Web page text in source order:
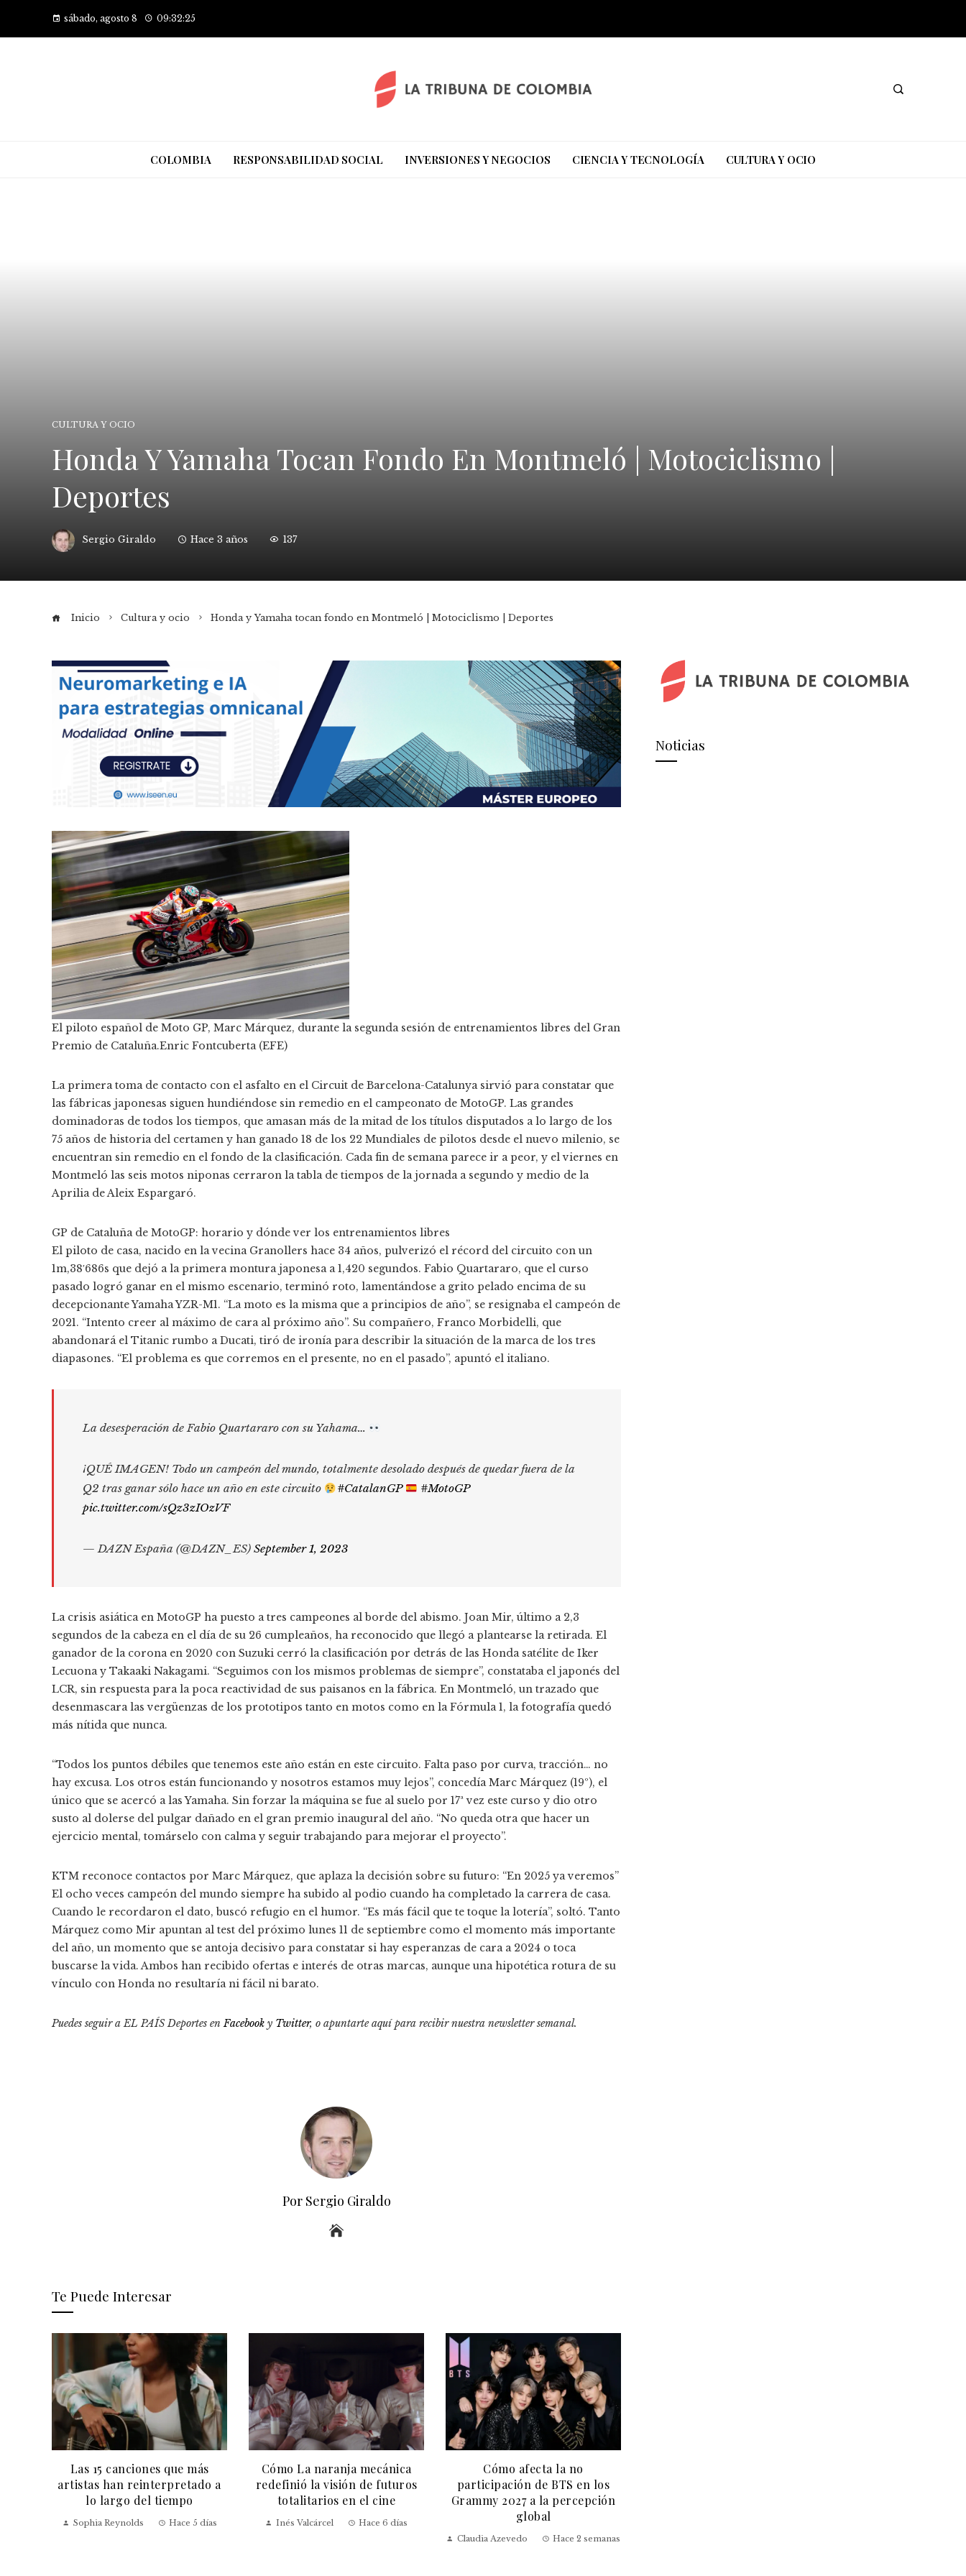
sábado, agosto 8 09:32:25
COLOMBIA RESPONSABILIDAD SOCIAL INVERSIONES Y NEGOCIOS CIENCIA Y TECNOLOGÍA CULTURA Y OCIO
CULTURA Y OCIO
Honda Y Yamaha Tocan Fondo En Montmeló | Motociclismo |
Deportes
Sergio Giraldo Hace 3 años 137
Inicio Cultura y ocio Honda y Yamaha tocan fondo en Montmeló | Motociclismo | Deportes
El piloto español de Moto GP, Marc Márquez, durante la segunda sesión de entrenamientos libres del Gran
Premio de Cataluña.Enric Fontcuberta (EFE)
La primera toma de contacto con el asfalto en el Circuit de Barcelona-Catalunya sirvió para constatar que
las fábricas japonesas siguen hundiéndose sin remedio en el campeonato de MotoGP. Las grandes
dominadoras de todos los tiempos, que amasan más de la mitad de los títulos disputados a lo largo de los
75 años de historia del certamen y han ganado 18 de los 22 Mundiales de pilotos desde el nuevo milenio, se
encuentran sin remedio en el fondo de la clasificación. Cada fin de semana parece ir a peor, y el viernes en
Montmeló las seis motos niponas cerraron la tabla de tiempos de la jornada a segundo y medio de la
Aprilia de Aleix Espargaró.
GP de Cataluña de MotoGP: horario y dónde ver los entrenamientos libres
El piloto de casa, nacido en la vecina Granollers hace 34 años, pulverizó el récord del circuito con un
1m,38′686s que dejó a la primera montura japonesa a 1,420 segundos. Fabio Quartararo, que el curso
pasado logró ganar en el mismo escenario, terminó roto, lamentándose a grito pelado encima de su
decepcionante Yamaha YZR-M1. “La moto es la misma que a principios de año”, se resignaba el campeón de
2021. “Intento creer al máximo de cara al próximo año”. Su compañero, Franco Morbidelli, que
abandonará el Titanic rumbo a Ducati, tiró de ironía para describir la situación de la marca de los tres
diapasones. “El problema es que corremos en el presente, no en el pasado”, apuntó el italiano.
La desesperación de Fabio Quartararo con su Yahama…
¡QUÉ IMAGEN! Todo un campeón del mundo, totalmente desolado después de quedar fuera de la
Q2 tras ganar sólo hace un año en este circuito
#CatalanGP
#MotoGP
pic.twitter.com/sQz3zIOzVF
— DAZN España (@DAZN_ES) September 1, 2023
La crisis asiática en MotoGP ha puesto a tres campeones al borde del abismo. Joan Mir, último a 2,3
segundos de la cabeza en el día de su 26 cumpleaños, ha reconocido que llegó a plantearse la retirada. El
ganador de la corona en 2020 con Suzuki cerró la clasificación por detrás de las Honda satélite de Iker
Lecuona y Takaaki Nakagami. “Seguimos con los mismos problemas de siempre”, constataba el japonés del
LCR, sin respuesta para la poca reactividad de sus paisanos en la fábrica. En Montmeló, un trazado que
desenmascara las vergüenzas de los prototipos tanto en motos como en la Fórmula 1, la fotografía quedó
más nítida que nunca.
“Todos los puntos débiles que tenemos este año están en este circuito. Falta paso por curva, tracción… no
hay excusa. Los otros están funcionando y nosotros estamos muy lejos”, concedía Marc Márquez (19º), el
único que se acercó a las Yamaha. Sin forzar la máquina se fue al suelo por 17ª vez este curso y dio otro
susto al dolerse del pulgar dañado en el gran premio inaugural del año. “No queda otra que hacer un
ejercicio mental, tomárselo con calma y seguir trabajando para mejorar el proyecto”.
KTM reconoce contactos por Marc Márquez, que aplaza la decisión sobre su futuro: “En 2025 ya veremos”
El ocho veces campeón del mundo siempre ha subido al podio cuando ha completado la carrera de casa.
Cuando le recordaron el dato, buscó refugio en el humor. “Es más fácil que te toque la lotería”, soltó. Tanto
Márquez como Mir apuntan al test del próximo lunes 11 de septiembre como el momento más importante
del año, un momento que se antoja decisivo para constatar si hay esperanzas de cara a 2024 o toca
buscarse la vida. Ambos han recibido ofertas e interés de otras marcas, aunque una hipotética rotura de su
vínculo con Honda no resultaría ni fácil ni barato.
Puedes seguir a EL PAÍS Deportes enFacebook y Twitter, o apuntarte aquí para recibirnuestra newsletter semanal.
Por Sergio Giraldo
Te Puede Interesar
Las 15 canciones que más
artistas han reinterpretado a
lo largo del tiempo
Sophia Reynolds Hace 5 días
Cómo La naranja mecánica
redefinió la visión de futuros
totalitarios en el cine
Inés Valcárcel Hace 6 días
Cómo afecta la no
participación de BTS en los
Grammy 2027 a la percepción
global
Claudia Azevedo Hace 2 semanas
Noticias